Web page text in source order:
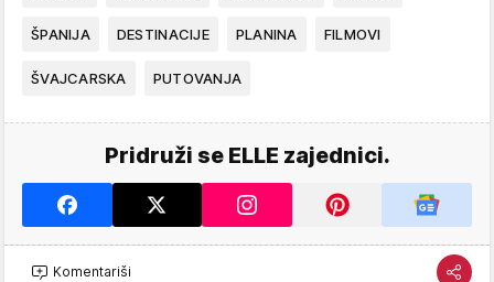
ŠPANIJA DESTINACIJE PLANINA FILMOVI
ŠVAJCARSKA PUTOVANJA
Pridruži se ELLE zajednici.
Komentariši